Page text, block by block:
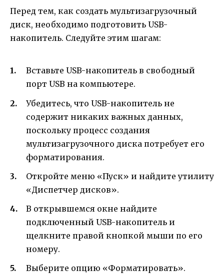
Перед тем, как создать мультизагрузочный
диск, необходимо подготовить USB-
накопитель. Следуйте этим шагам:
Вставьте USB-накопитель в свободный
порт USB на компьютере.
Убедитесь, что USB-накопитель не
содержит никаких важных данных,
поскольку процесс создания
мультизагрузочного диска потребует его
форматирования.
Откройте меню «Пуск» и найдите утилиту
«Диспетчер дисков».
В открывшемся окне найдите
подключенный USB-накопитель и
щелкните правой кнопкой мыши по его
номеру.
Выберите опцию «Форматировать».